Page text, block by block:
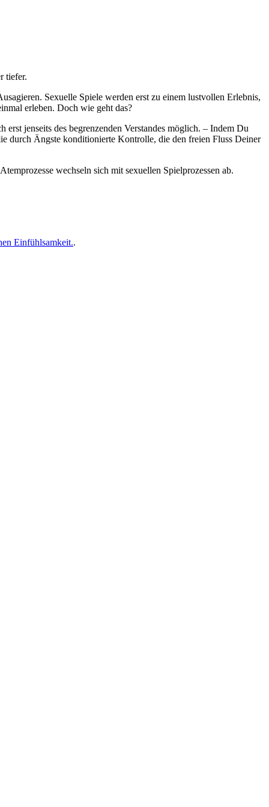
tiefer.
Sexuelle Spiele werden erst zu einem lustvollen Erlebnis,
erleben. Doch wie geht das?
jenseits des begrenzenden Verstandes möglich. – Indem Du
durch Ängste konditionierte Kontrolle, die den freien Fluss Deiner
wechseln sich mit sexuellen Spielprozessen ab.
Einfühlsamkeit..